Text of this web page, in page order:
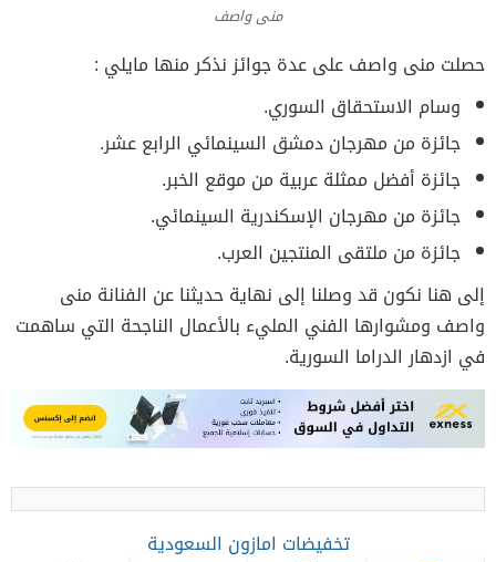
منى واصف
حصلت منى واصف على عدة جوائز نذكر منها مايلي :
وسام الاستحقاق السوري.
جائزة من مهرجان دمشق السينمائي الرابع عشر.
جائزة أفضل ممثلة عربية من موقع الخبر.
جائزة من مهرجان الإسكندرية السينمائي.
جائزة من ملتقى المنتجين العرب.
إلى هنا نكون قد وصلنا إلى نهاية حديثنا عن الفنانة منى
واصف ومشوارها الفني المليء بالأعمال الناجحة التي ساهمت
في ازدهار الدراما السورية.
تخفيضات امازون السعودية